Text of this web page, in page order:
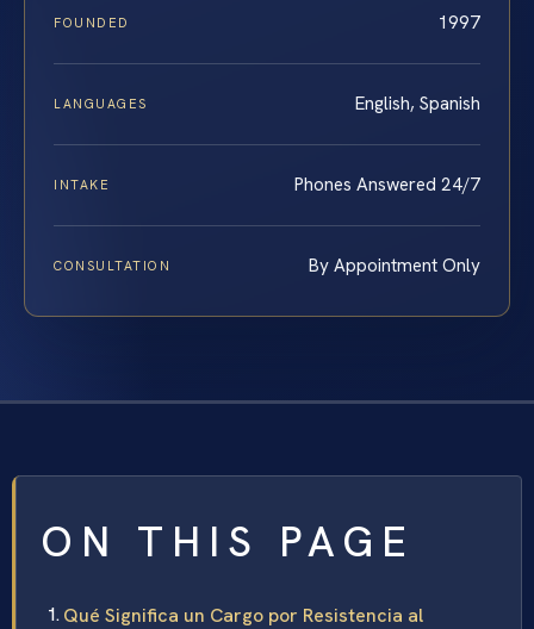
FOUNDED 1997
LANGUAGES English, Spanish
INTAKE Phones Answered 24/7
CONSULTATION By Appointment Only
ON THIS PAGE
Qué Significa un Cargo por Resistencia al